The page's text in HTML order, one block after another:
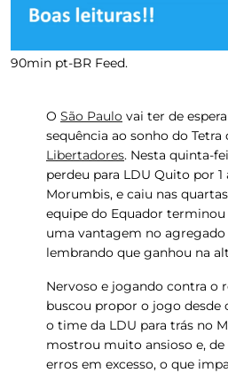
90min pt-BR Feed.
O São Paulo vai ter de
sequência ao sonho do Tetra
Libertadores. Nesta quinta-
perdeu para LDU Quito por 1
Morumbis, e caiu nas
equipe do Equador
uma vantagem no agregado
lembrando que ganhou na
Nervoso e jogando contra o
buscou propor o jogo desde
o time da LDU para trás no
mostrou muito ansioso e, de
erros em excesso, o que